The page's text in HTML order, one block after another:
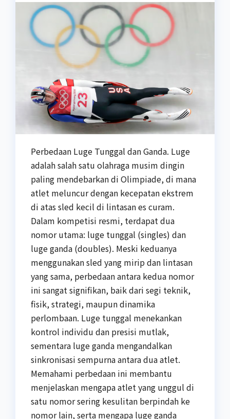
Perbedaan Luge Tunggal dan Ganda. Luge
adalah salah satu olahraga musim dingin
paling mendebarkan di Olimpiade, di mana
atlet meluncur dengan kecepatan ekstrem
di atas sled kecil di lintasan es curam.
Dalam kompetisi resmi, terdapat dua
nomor utama: luge tunggal (singles) dan
luge ganda (doubles). Meski keduanya
menggunakan sled yang mirip dan lintasan
yang sama, perbedaan antara kedua nomor
ini sangat signifikan, baik dari segi teknik,
fisik, strategi, maupun dinamika
perlombaan. Luge tunggal menekankan
kontrol individu dan presisi mutlak,
sementara luge ganda mengandalkan
sinkronisasi sempurna antara dua atlet.
Memahami perbedaan ini membantu
menjelaskan mengapa atlet yang unggul di
satu nomor sering kesulitan berpindah ke
nomor lain, serta mengapa luge ganda